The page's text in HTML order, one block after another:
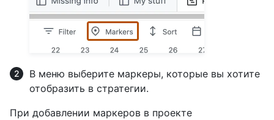
В меню выберите маркеры, которые вы хотите
отобразить в стратегии.
При добавлении маркеров в проекте